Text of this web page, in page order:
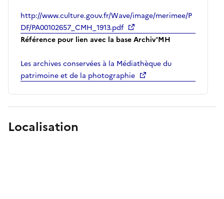
http://www.culture.gouv.fr/Wave/image/merimee/P
DF/PA00102657_CMH_1913.pdf
Référence pour lien avec la base Archiv'MH
Les archives conservées à la Médiathèque du
patrimoine et de la photographie
Localisation